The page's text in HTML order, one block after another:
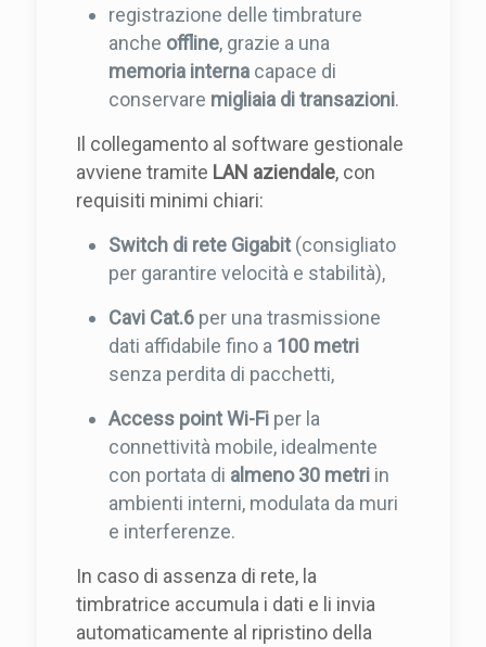
registrazione delle timbrature
anche offline, grazie a una
memoria interna capace di
conservare migliaia di transazioni.
Il collegamento al software gestionale
avviene tramite LAN aziendale, con
requisiti minimi chiari:
Switch di rete Gigabit(consigliato
per garantire velocità e stabilità),
Cavi Cat.6 per una trasmissione
dati affidabile fino a 100 metri
senza perdita di pacchetti,
Access point Wi-Fi per la
connettività mobile, idealmente
con portata di almeno 30 metri in
ambienti interni, modulata da muri
e interferenze.
In caso di assenza di rete, la
timbratrice accumula i dati e li invia
automaticamente al ripristino della